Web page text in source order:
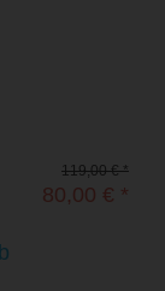
119,00 € *
80,00 € *